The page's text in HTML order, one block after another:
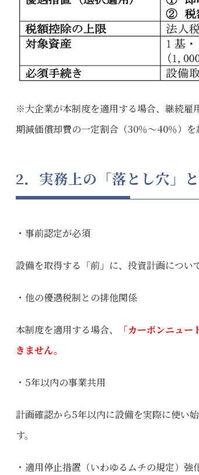
※大企業が本制度を適用する場合、継続雇
期減価償却費の一定割合（30％〜40％）
2．実務上の「落とし穴」
・事前認定が必須
設備を取得する「前」に、投資計画につい
・他の優遇税制との排他関係
本制度を適用する場合、
「カーボンニュ
きません。
・5年以内の事業共用
計画確認から5年以内に設備を実際に使い
す。
・適用停止措置（いわゆるムチの規定）強